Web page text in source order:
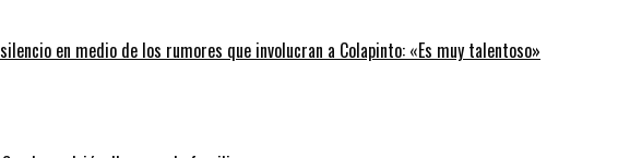
en medio de los rumores que involucran a Colapinto: «Es muy talentoso»